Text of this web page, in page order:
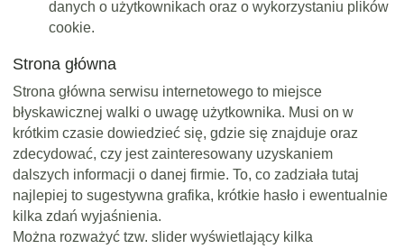
danych o użytkownikach oraz o wykorzystaniu plików
cookie.
Strona główna
Strona główna serwisu internetowego to miejsce
błyskawicznej walki o uwagę użytkownika. Musi on w
krótkim czasie dowiedzieć się, gdzie się znajduje oraz
zdecydować, czy jest zainteresowany uzyskaniem
dalszych informacji o danej firmie. To, co zadziała tutaj
najlepiej to sugestywna grafika, krótkie hasło i ewentualnie
kilka zdań wyjaśnienia.
Można rozważyć tzw. slider wyświetlający kilka